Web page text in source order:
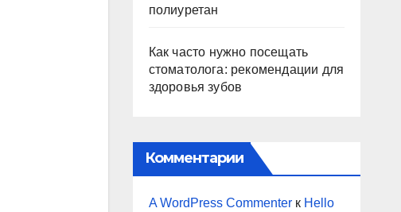
полиуретан
Как часто нужно посещать
стоматолога: рекомендации для
здоровья зубов
Комментарии
A WordPress Commenterк Hello